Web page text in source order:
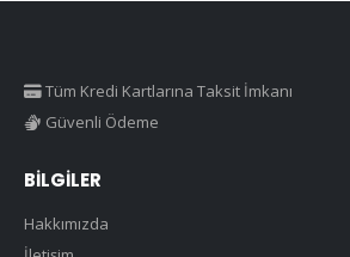
Tüm Kredi Kartlarına Taksit İmkanı
Güvenli Ödeme
BILGILER
Hakkımızda